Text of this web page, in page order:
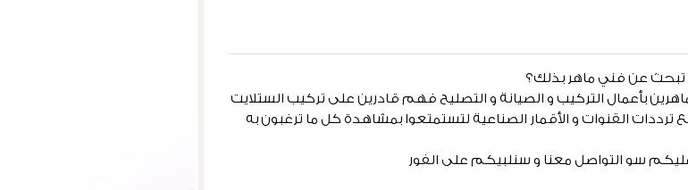
تبحث عن فني ماهر بذلك؟
بأعمال التركيب و الصيانة و التصليح فهم قادرين على تركيب الستلايت
القنوات و الأقمار الصناعية لتستمتعوا بمشاهدة كل ما ترغبون به
سو التواصل معنا و سنلبيكم على الفور